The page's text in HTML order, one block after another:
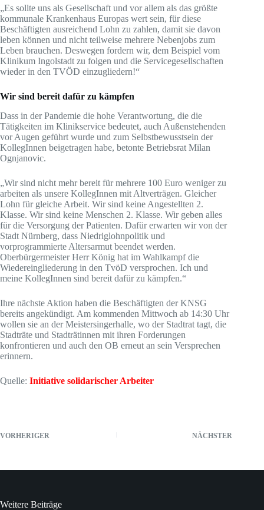
„Es sollte uns als Gesellschaft und vor allem als das größte
kommunale Krankenhaus Europas wert sein, für diese
Beschäftigten ausreichend Lohn zu zahlen, damit sie davon
leben können und nicht teilweise mehrere Nebenjobs zum
Leben brauchen. Deswegen fordern wir, dem Beispiel vom
Klinikum Ingolstadt zu folgen und die Servicegesellschaften
wieder in den TVÖD einzugliedern!“
Wir sind bereit dafür zu kämpfen
Dass in der Pandemie die hohe Verantwortung, die die
Tätigkeiten im Klinikservice bedeutet, auch Außenstehenden
vor Augen geführt wurde und zum Selbstbewusstsein der
KollegInnen beigetragen habe, betonte Betriebsrat Milan
Ognjanovic.
„Wir sind nicht mehr bereit für mehrere 100 Euro weniger zu
arbeiten als unsere KollegInnen mit Altverträgen. Gleicher
Lohn für gleiche Arbeit. Wir sind keine Angestellten 2.
Klasse. Wir sind keine Menschen 2. Klasse. Wir geben alles
für die Versorgung der Patienten. Dafür erwarten wir von der
Stadt Nürnberg, dass Niedriglohnpolitik und
vorprogrammierte Altersarmut beendet werden.
Oberbürgermeister Herr König hat im Wahlkampf die
Wiedereingliederung in den TvöD versprochen. Ich und
meine KollegInnen sind bereit dafür zu kämpfen.“
Ihre nächste Aktion haben die Beschäftigten der KNSG
bereits angekündigt. Am kommenden Mittwoch ab 14:30 Uhr
wollen sie an der Meistersingerhalle, wo der Stadtrat tagt, die
Stadträte und Stadträtinnen mit ihren Forderungen
konfrontieren und auch den OB erneut an sein Versprechen
erinnern.
Quelle: Initiative solidarischer Arbeiter
VORHERIGER NÄCHSTER
Weitere Beiträge